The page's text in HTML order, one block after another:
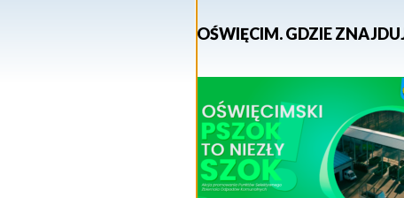
OŚWIĘCIM. GDZIE